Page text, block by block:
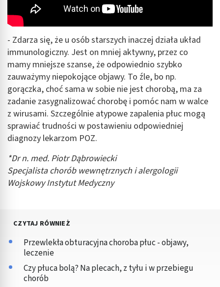
- Zdarza się, że u osób starszych inaczej działa układ
immunologiczny. Jest on mniej aktywny, przez co
mamy mniejsze szanse, że odpowiednio szybko
zauważymy niepokojące objawy. To źle, bo np.
gorączka, choć sama w sobie nie jest chorobą, ma za
zadanie zasygnalizować chorobę i pomóc nam w walce
z wirusami. Szczególnie atypowe zapalenia płuc mogą
sprawiać trudności w postawieniu odpowiedniej
diagnozy lekarzom POZ.
*Dr n. med. Piotr Dąbrowiecki
Specjalista chorób wewnętrznych i alergologii
Wojskowy Instytut Medyczny
CZYTAJ RÓWNIEŻ
Przewlekła obturacyjna choroba płuc - objawy,
leczenie
Czy płuca bolą? Na plecach, z tyłu i w przebiegu
chorób
Reklama / śledzenie